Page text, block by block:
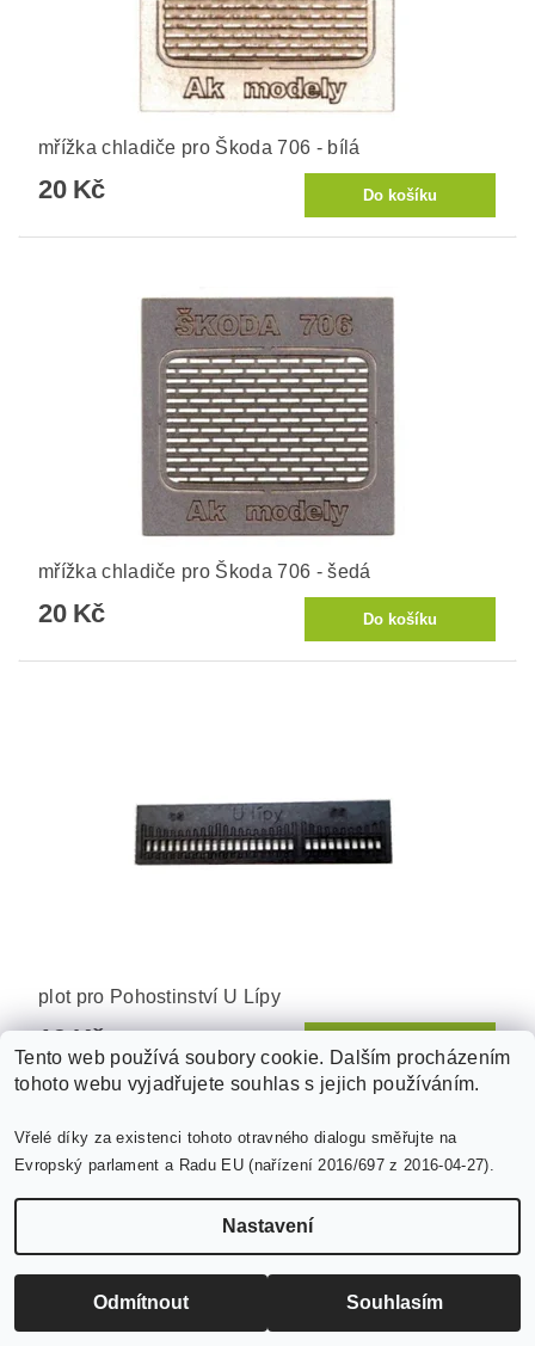
mřížka chladiče pro Škoda 706 - bílá
20 Kč
mřížka chladiče pro Škoda 706 - šedá
20 Kč
plot pro Pohostinství U Lípy
19 Kč
Tento web používá soubory cookie. Dalším procházením
tohoto webu vyjadřujete souhlas s jejich používáním.
Vřelé díky za existenci tohoto otravného dialogu směřujte na
Evropský parlament a Radu EU (nařízení 2016/697 z 2016-04-27).
Nastavení
Odmítnout Souhlasím